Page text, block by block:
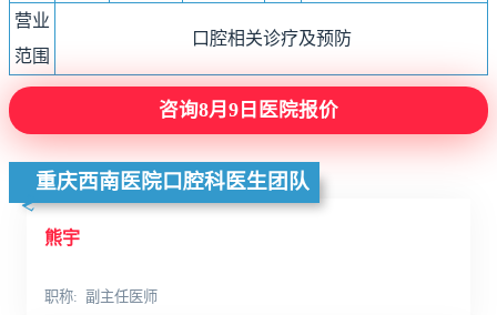
营业
范围
口腔相关诊疗及预防
咨询8月9日医院报价
重庆西南医院口腔科医生团队
熊宇
职称 副主任医师